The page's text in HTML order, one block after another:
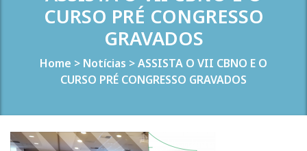
CURSO PRÉ CONGRESSO
GRAVADOS
Home > Notícias >ASSISTA O VII CBNO E O
CURSO PRÉ CONGRESSO GRAVADOS